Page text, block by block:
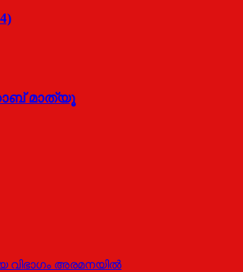
മാത്യൂ
അരമനയില്‍